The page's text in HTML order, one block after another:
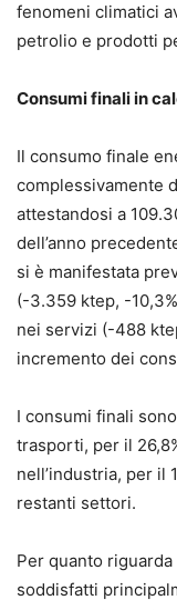
fenomeni climatici
petrolio e prodotti
Consumi finali in
Il consumo finale
complessivamente
attestandosi a
dell’anno
si è manifestata
(-3.359 ktep, -
nei servizi (-488
incremento dei
I consumi finali
trasporti, per il
nell’industria, per il
restanti settori.
Per quanto
soddisfatti